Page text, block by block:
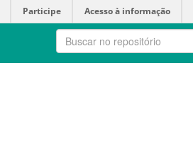
Participe Acesso à informação